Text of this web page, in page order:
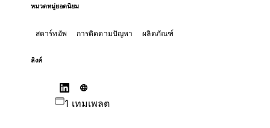
หมวดหมู่ยอดนิยม
สตาร์ทอัพ การติดตามปัญหา ผลิตภัณฑ์
ลิงค์
1 เทมเพลต